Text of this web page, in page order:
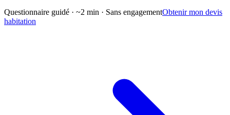
Questionnaire guidé · ~2 min · Sans engagementObtenir mon devis
habitation